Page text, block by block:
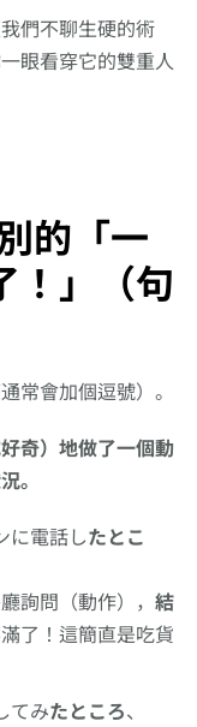
們不聊生硬的術
眼看穿它的雙重人
的「一
！」（句
通常會加個逗號）。
奇）地做了一個動
。
に電話したとこ
詢問（動作），結
了！這簡直是吃貨
てみたところ、